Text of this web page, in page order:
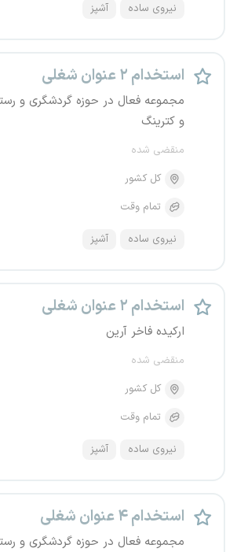
نیروی ساده آشپز
استخدام ۲ عنوان شغلی
مجموعه فعال در حوزه گردشگری و
و کترینگ
منقضی شده
کل کشور
تمام وقت
نیروی ساده آشپز
استخدام ۲ عنوان شغلی
ارکیده فاخر آرین
منقضی شده
کل کشور
تمام وقت
نیروی ساده آشپز
استخدام ۴ عنوان شغلی
مجموعه فعال در حوزه گردشگری و